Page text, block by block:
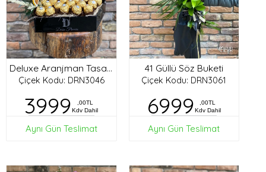
Deluxe Aranjman Tasarım
Çiçek Kodu: DRN3046
3999
,00TL
Kdv Dahil
Aynı Gün Teslimat
41 Güllü Söz Buketi
Çiçek Kodu: DRN3061
6999
,00TL
Kdv Dahil
Aynı Gün Teslimat